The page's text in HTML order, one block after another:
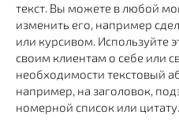
текст. Вы можете в любой
изменить его, например
или курсивом. Используйте
своим клиентам о себе или
необходимости текстовый
например, на заголовок,
номерной список или цитату.